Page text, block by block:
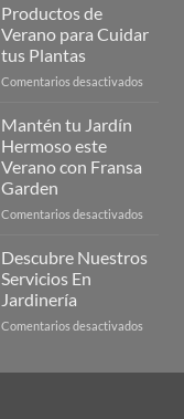
Página
Productos de
Verano para Cuidar
tus Plantas
Comentarios desactivados
Mantén tu Jardín
Hermoso este
Verano con Fransa
Garden
Comentarios desactivados
Jardín
Descubre Nuestros
Servicios En
Jardinería
Comentarios desactivados